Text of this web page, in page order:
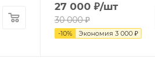
27 000 ₽/шт
30 000₽
-10% Экономия 3 000₽